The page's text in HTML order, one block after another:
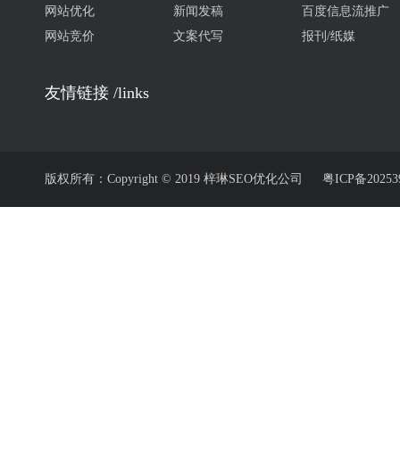
网站优化
网站竞价
新闻发稿
文案代写
百度信息流推广
报刊/纸媒
友情链接 /links
版权所有：Copyright © 2019 梓琳SEO优化公司 粤ICP备